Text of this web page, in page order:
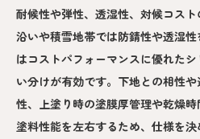
耐候性や弾性、透湿性、対候コス
沿いや積雪地帯では防錆性や透湿
はコストパフォーマンスに優れた
い分けが有効です。下地との相性
性、上塗り時の塗膜厚管理や乾燥
塗料性能を左右するため、仕様を